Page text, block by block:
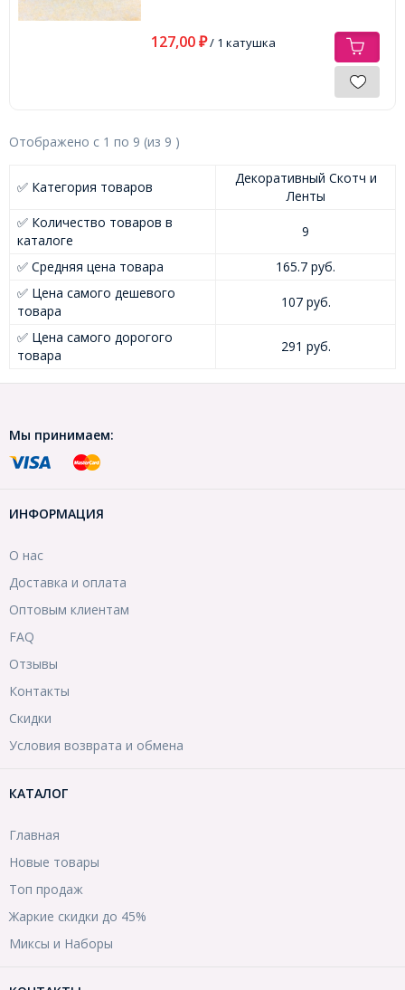
127,00 ₽/ 1 катушка
Отображено с 1 по 9 (из 9 )
✅ Категория товаров
Декоративный Скотч и
Ленты
✅ Количество товаров в
каталоге
9
✅ Средняя цена товара
165.7 руб.
✅ Цена самого дешевого
товара
107 руб.
✅ Цена самого дорогого
товара
291 руб.
Мы принимаем:
ИНФОРМАЦИЯ
О нас
Доставка и оплата
Оптовым клиентам
FAQ
Отзывы
Контакты
Скидки
Условия возврата и обмена
КАТАЛОГ
Главная
Новые товары
Топ продаж
Жаркие скидки до 45%
Миксы и Наборы